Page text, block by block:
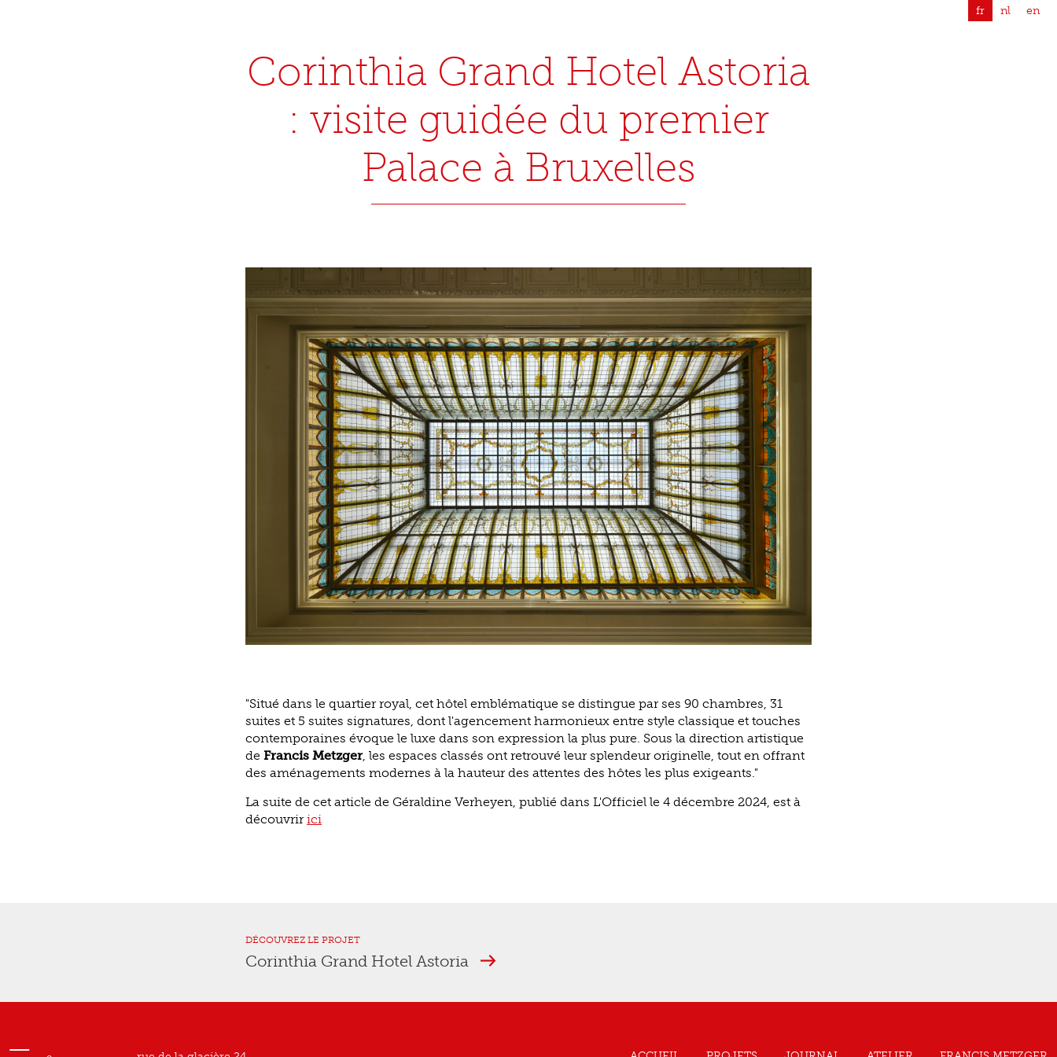
fr nl en
Corinthia Grand Hotel Astoria
: visite guidée du premier
Palace à Bruxelles
"Situé dans le quartier royal, cet hôtel emblématique se distingue par ses 90 chambres, 31
suites et 5 suites signatures, dont l'agencement harmonieux entre style classique et touches
contemporaines évoque le luxe dans son expression la plus pure. Sous la direction artistique
de Francis Metzger, les espaces classés ont retrouvé leur splendeur originelle, tout en offrant
des aménagements modernes à la hauteur des attentes des hôtes les plus exigeants."
La suite de cet article de Géraldine Verheyen, publié dans L'Officiel le 4 décembre 2024, est à
découvririci
DÉCOUVREZ LE PROJET
Corinthia Grand Hotel Astoria